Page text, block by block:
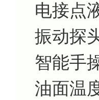
电接点
振动探
智能手
油面温